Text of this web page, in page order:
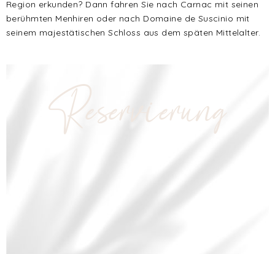
Region erkunden? Dann fahren Sie nach Carnac mit seinen
berühmten Menhiren oder nach Domaine de Suscinio mit
seinem majestätischen Schloss aus dem späten Mittelalter.
Reservierung